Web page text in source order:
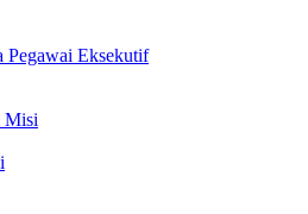
Pegawai Eksekutif
Misi